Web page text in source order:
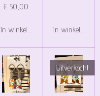
€ 50,00
In winkelwagen In winkelwagen
Uitverkocht